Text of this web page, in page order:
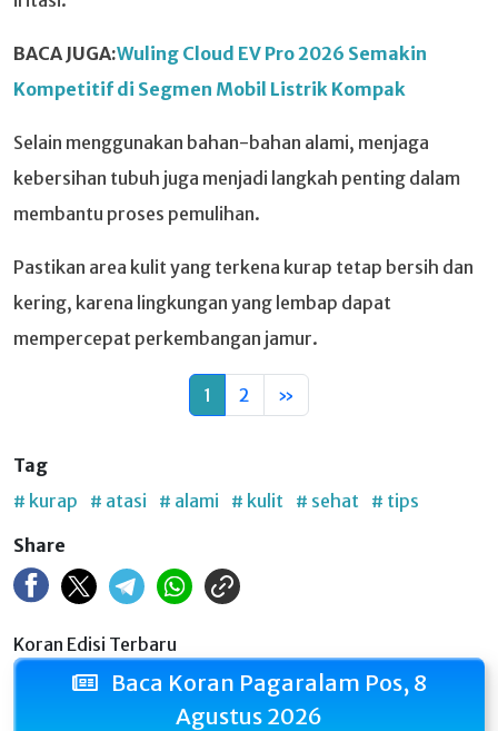
BACA JUGA:Wuling Cloud EV Pro 2026 Semakin
Kompetitif di Segmen Mobil Listrik Kompak
Selain menggunakan bahan-bahan alami, menjaga
kebersihan tubuh juga menjadi langkah penting dalam
membantu proses pemulihan.
Pastikan area kulit yang terkena kurap tetap bersih dan
kering, karena lingkungan yang lembap dapat
mempercepat perkembangan jamur.
1 2 »
Tag
# kurap
# atasi # alami # kulit # sehat
# tips
Share
Koran Edisi Terbaru
Baca Koran Pagaralam Pos, 8
Agustus 2026